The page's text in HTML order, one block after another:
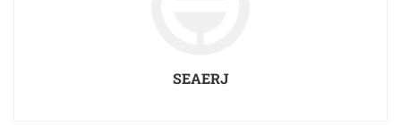
SEAERJ